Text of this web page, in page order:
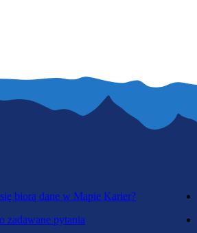
biorą dane w Mapie Karier?
zadawane pytania